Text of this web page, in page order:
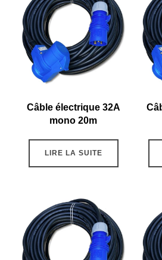
Câble électrique 32A
mono 20m
LIRE LA SUITE